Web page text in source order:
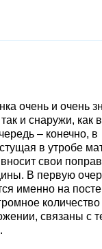
очень и очень
и снаружи, как
– конечно, в
в утробе
свои
В первую
именно на
количество
связаны с